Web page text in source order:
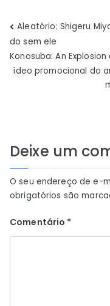
de
Post
Aleatório: Shigeru
do sem ele
Konosuba: An
ídeo promocional do
Deixe um
O seu endereço de e-
obrigatórios são
Comentário *